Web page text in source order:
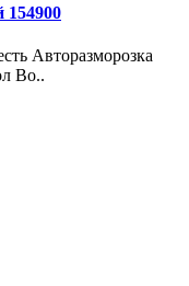
154900
Авторазморозка
Во..